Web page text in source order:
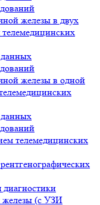
железы в двух
железы в одной
телемедицинских
диагностики
железы (с УЗИ